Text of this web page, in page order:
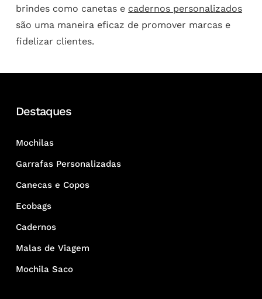
brindes como canetas e cadernos personalizados
são uma maneira eficaz de promover marcas e
fidelizar clientes.
Destaques
Mochilas
Garrafas Personalizadas
Canecas e Copos
Ecobags
Cadernos
Malas de Viagem
Mochila Saco